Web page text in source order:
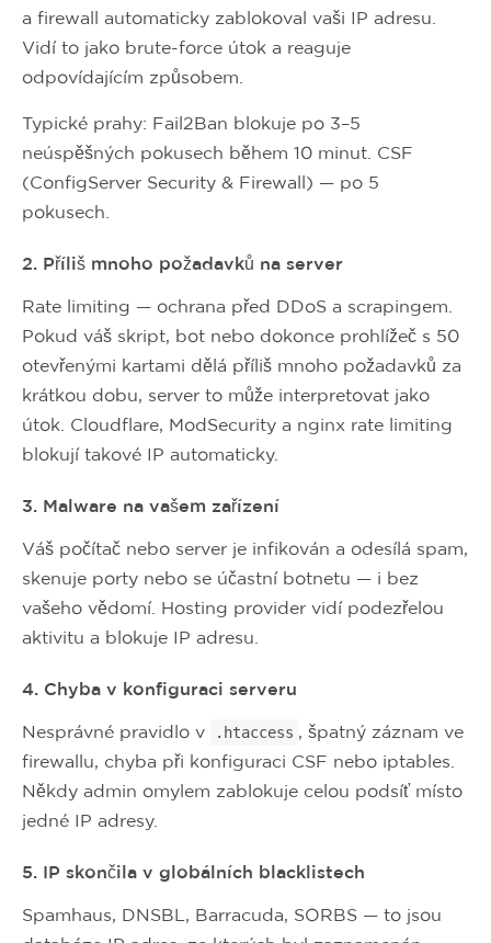
a firewall automaticky zablokoval vaši IP adresu.
Vidí to jako brute-force útok a reaguje
odpovídajícím způsobem.
Typické prahy: Fail2Ban blokuje po 3–5
neúspěšných pokusech během 10 minut. CSF
(ConfigServer Security & Firewall) — po 5
pokusech.
2. Příliš mnoho požadavků na server
Rate limiting — ochrana před DDoS a scrapingem.
Pokud váš skript, bot nebo dokonce prohlížeč s 50
otevřenými kartami dělá příliš mnoho požadavků za
krátkou dobu, server to může interpretovat jako
útok. Cloudflare, ModSecurity a nginx rate limiting
blokují takové IP automaticky.
3. Malware na vašem zařízení
Váš počítač nebo server je infikován a odesílá spam,
skenuje porty nebo se účastní botnetu — i bez
vašeho vědomí. Hosting provider vidí podezřelou
aktivitu a blokuje IP adresu.
4. Chyba v konfiguraci serveru
Nesprávné pravidlo v .htaccess , špatný záznam ve
firewallu, chyba při konfiguraci CSF nebo iptables.
Někdy admin omylem zablokuje celou podsíť místo
jedné IP adresy.
5. IP skončila v globálních blacklistech
Spamhaus, DNSBL, Barracuda, SORBS — to jsou